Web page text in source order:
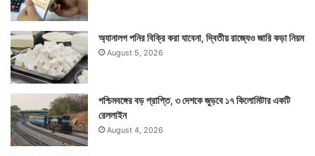
অ্যানালগ পনির বিক্রি করা যাবেনা, দ্বিতীয় রাজ্যেও জারি কড়া নিয়ম
August 5, 2026
পশ্চিমবঙ্গের বড় প্রাপ্তি, ৩ দেশকে জুড়বে ১৭ কিলোমিটার একটি
রেললাইন
August 4, 2026